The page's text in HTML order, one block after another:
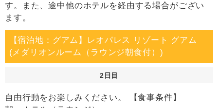
す。また、途中他のホテルを経由する場合がござい
ます。
【宿泊地：グアム】レオパレス リゾート グアム
(メダリオンルーム（ラウンジ朝食付）)
2日目
自由行動をお楽しみください。 【食事条件】